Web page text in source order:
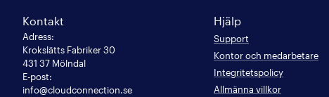
Kontakt
Adress:
Krokslätts Fabriker 30
431 37 Mölndal
E-post:
info@cloudconnection.se
Hjälp
Support
Kontor och medarbetare
Integritetspolicy
Allmänna villkor